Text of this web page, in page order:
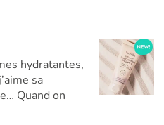
hydratantes,
sa
Quand on